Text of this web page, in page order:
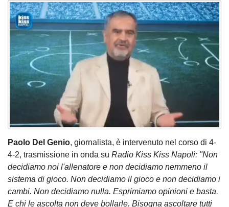
Paolo Del Genio, giornalista, è intervenuto nel corso di 4-
4-2, trasmissione in onda su Radio Kiss Kiss Napoli: "Non
decidiamo noi l'allenatore e non decidiamo nemmeno il
sistema di gioco. Non decidiamo il gioco e non decidiamo i
cambi. Non decidiamo nulla. Esprimiamo opinioni e basta.
E chi le ascolta non deve bollarle. Bisogna ascoltare tutti